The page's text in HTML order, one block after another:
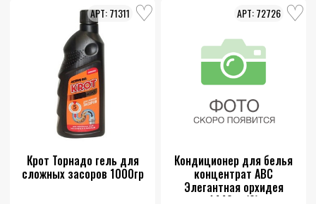
Крот Торнадо гель для
сложных засоров 1000гр
71311
Кондиционер для белья
концентрат АВС
Элегантная орхидея
1440мл(9)
72726